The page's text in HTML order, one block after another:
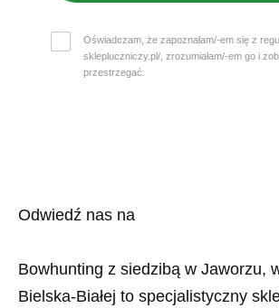
Oświadczam, że zapoznałam/-em się z
sklepluczniczy.pl/, zrozumiałam/-em go i
przestrzegać.
Odwiedź nas na
Bowhunting z siedzibą w Jaworzu,
Bielska-Białej to specjalistyczny